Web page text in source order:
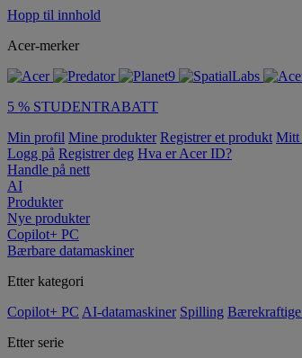
Hopp til innhold
Acer-merker
5 % STUDENTRABATT
Min profil Mine produkter Registrer et produkt Mitt
Logg på Registrer deg Hva er Acer ID?
Handle på nett
AI
Produkter
Nye produkter
Copilot+ PC
Bærbare datamaskiner
Etter kategori
Copilot+ PC AI-datamaskiner Spilling
Etter serie